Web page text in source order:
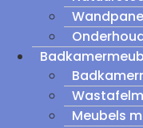
Meubels